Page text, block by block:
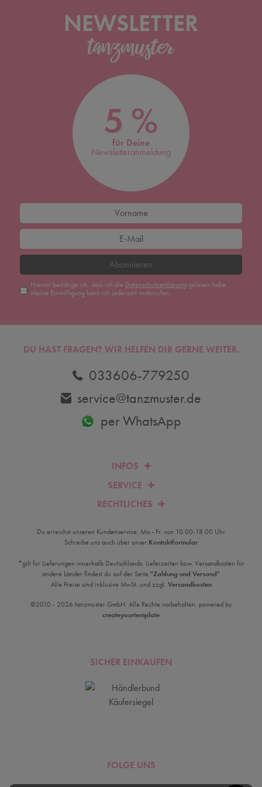
NEWSLETTER
5 %
für Deine
Newsletteranmeldung
Abonnieren
Hiermit bestätige ich, dass ich die Daten­schutz­erklärunggelesen habe.
Meine Einwilligung kann ich jederzeit widerrufen.
INFOS
SERVICE
RECHTLICHES
DU HAST FRAGEN? WIR HELFEN DIR GERNE WEITER.
033606-779250
service@tanzmuster.de
per WhatsApp
Du erreichst unseren Kundenservice: Mo.- Fr. von 10.00-18.00 Uhr
Schreibe uns auch über unser Kontaktformular
*gilt für Lieferungen innerhalb Deutschlands. Lieferzeiten bzw. Versandkosten für
andere Länder findest du auf der Seite "Zahlung und Versand"
Alle Preise sind inklusive MwSt. und zzgl. Versandkosten
©2010 - 2026 tanzmuster GmbH. Alle Rechte vorbehalten. powered by
createyourtemplate
SICHER EINKAUFEN
FOLGE UNS